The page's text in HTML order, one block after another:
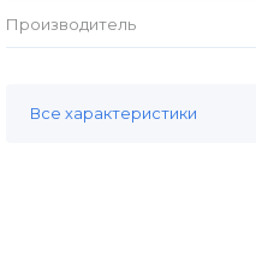
Производитель
Все характеристики